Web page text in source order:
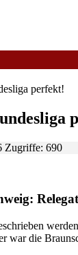
Zugriffe: 690
war die